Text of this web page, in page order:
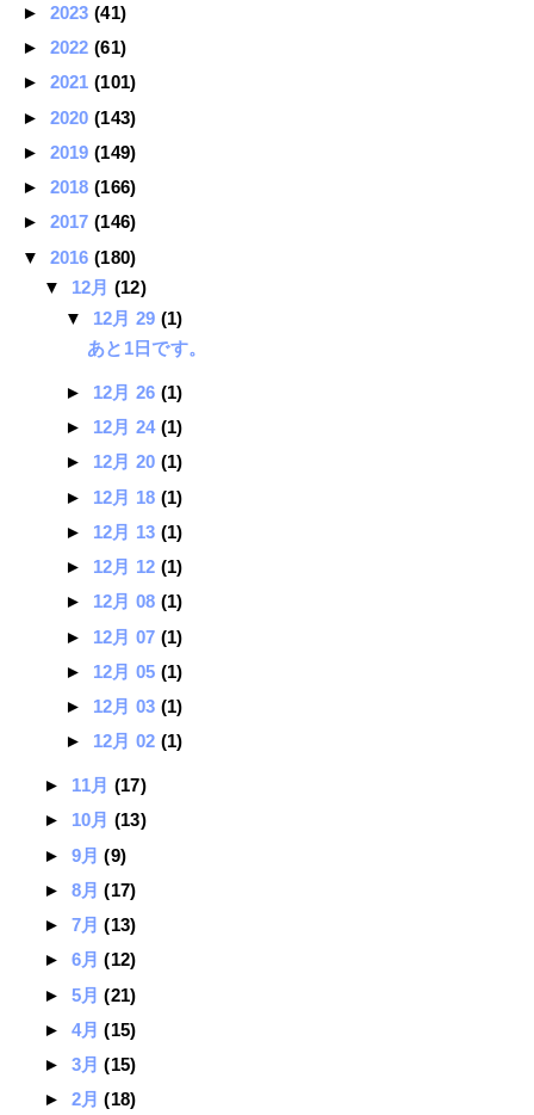
► 2023(41)
► 2022(61)
► 2021(101)
► 2020(143)
► 2019(149)
► 2018(166)
► 2017(146)
▼ 2016(180)
▼ 12月 (12)
▼ 12月 29 (1)
あと1日です。
► 12月 26 (1)
► 12月 24 (1)
► 12月 20 (1)
► 12月 18 (1)
► 12月 13 (1)
► 12月 12 (1)
► 12月 08 (1)
► 12月 07 (1)
► 12月 05 (1)
► 12月 03 (1)
► 12月 02 (1)
► 11月 (17)
► 10月 (13)
► 9月(9)
► 8月(17)
► 7月(13)
► 6月(12)
► 5月(21)
► 4月(15)
► 3月(15)
► 2月(18)